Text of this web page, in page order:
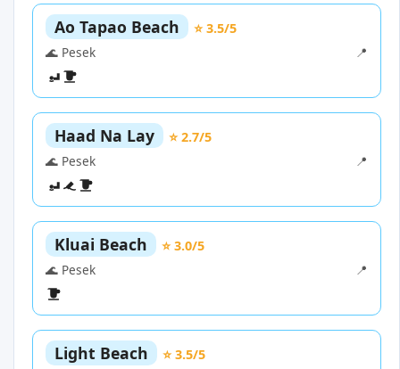
Ao Tapao Beach
⭐ 3.5/5
🌊 Pesek
📍
Haad Na Lay
⭐ 2.7/5
🌊 Pesek
📍
Kluai Beach
⭐ 3.0/5
🌊 Pesek
📍
Light Beach
⭐ 3.5/5